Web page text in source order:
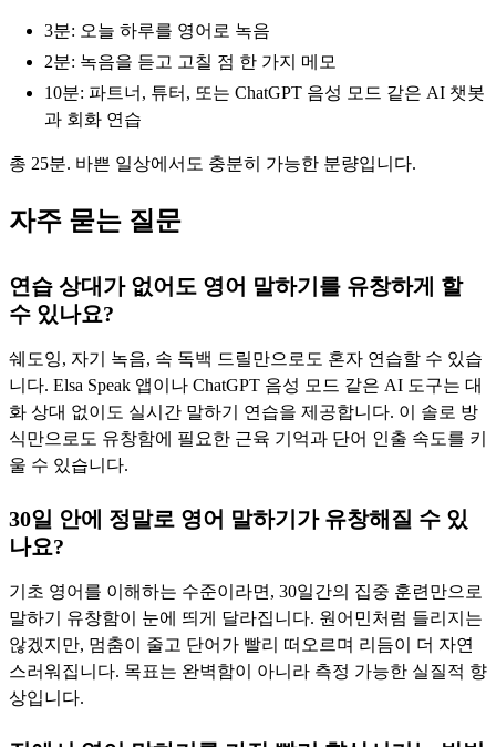
3분: 오늘 하루를 영어로 녹음
2분: 녹음을 듣고 고칠 점 한 가지 메모
10분: 파트너, 튜터, 또는 ChatGPT 음성 모드 같은 AI 챗봇
과 회화 연습
총 25분. 바쁜 일상에서도 충분히 가능한 분량입니다.
자주 묻는 질문
연습 상대가 없어도 영어 말하기를 유창하게 할
수 있나요?
쉐도잉, 자기 녹음, 속 독백 드릴만으로도 혼자 연습할 수 있습
니다. Elsa Speak 앱이나 ChatGPT 음성 모드 같은 AI 도구는 대
화 상대 없이도 실시간 말하기 연습을 제공합니다. 이 솔로 방
식만으로도 유창함에 필요한 근육 기억과 단어 인출 속도를 키
울 수 있습니다.
30일 안에 정말로 영어 말하기가 유창해질 수 있
나요?
기초 영어를 이해하는 수준이라면, 30일간의 집중 훈련만으로
말하기 유창함이 눈에 띄게 달라집니다. 원어민처럼 들리지는
않겠지만, 멈춤이 줄고 단어가 빨리 떠오르며 리듬이 더 자연
스러워집니다. 목표는 완벽함이 아니라 측정 가능한 실질적 향
상입니다.